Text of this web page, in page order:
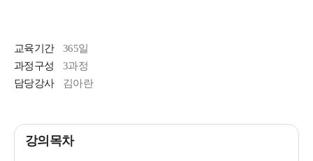
교육기간
365일
과정구성
3과정
담당강사
김아란
강의목차